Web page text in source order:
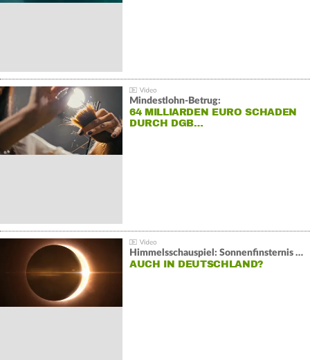
Mindestlohn-Betrug:
64 MILLIARDEN EURO SCHADEN
DURCH DGB…
Himmelsschauspiel: Sonnenfinsternis über Spanien
AUCH IN DEUTSCHLAND?